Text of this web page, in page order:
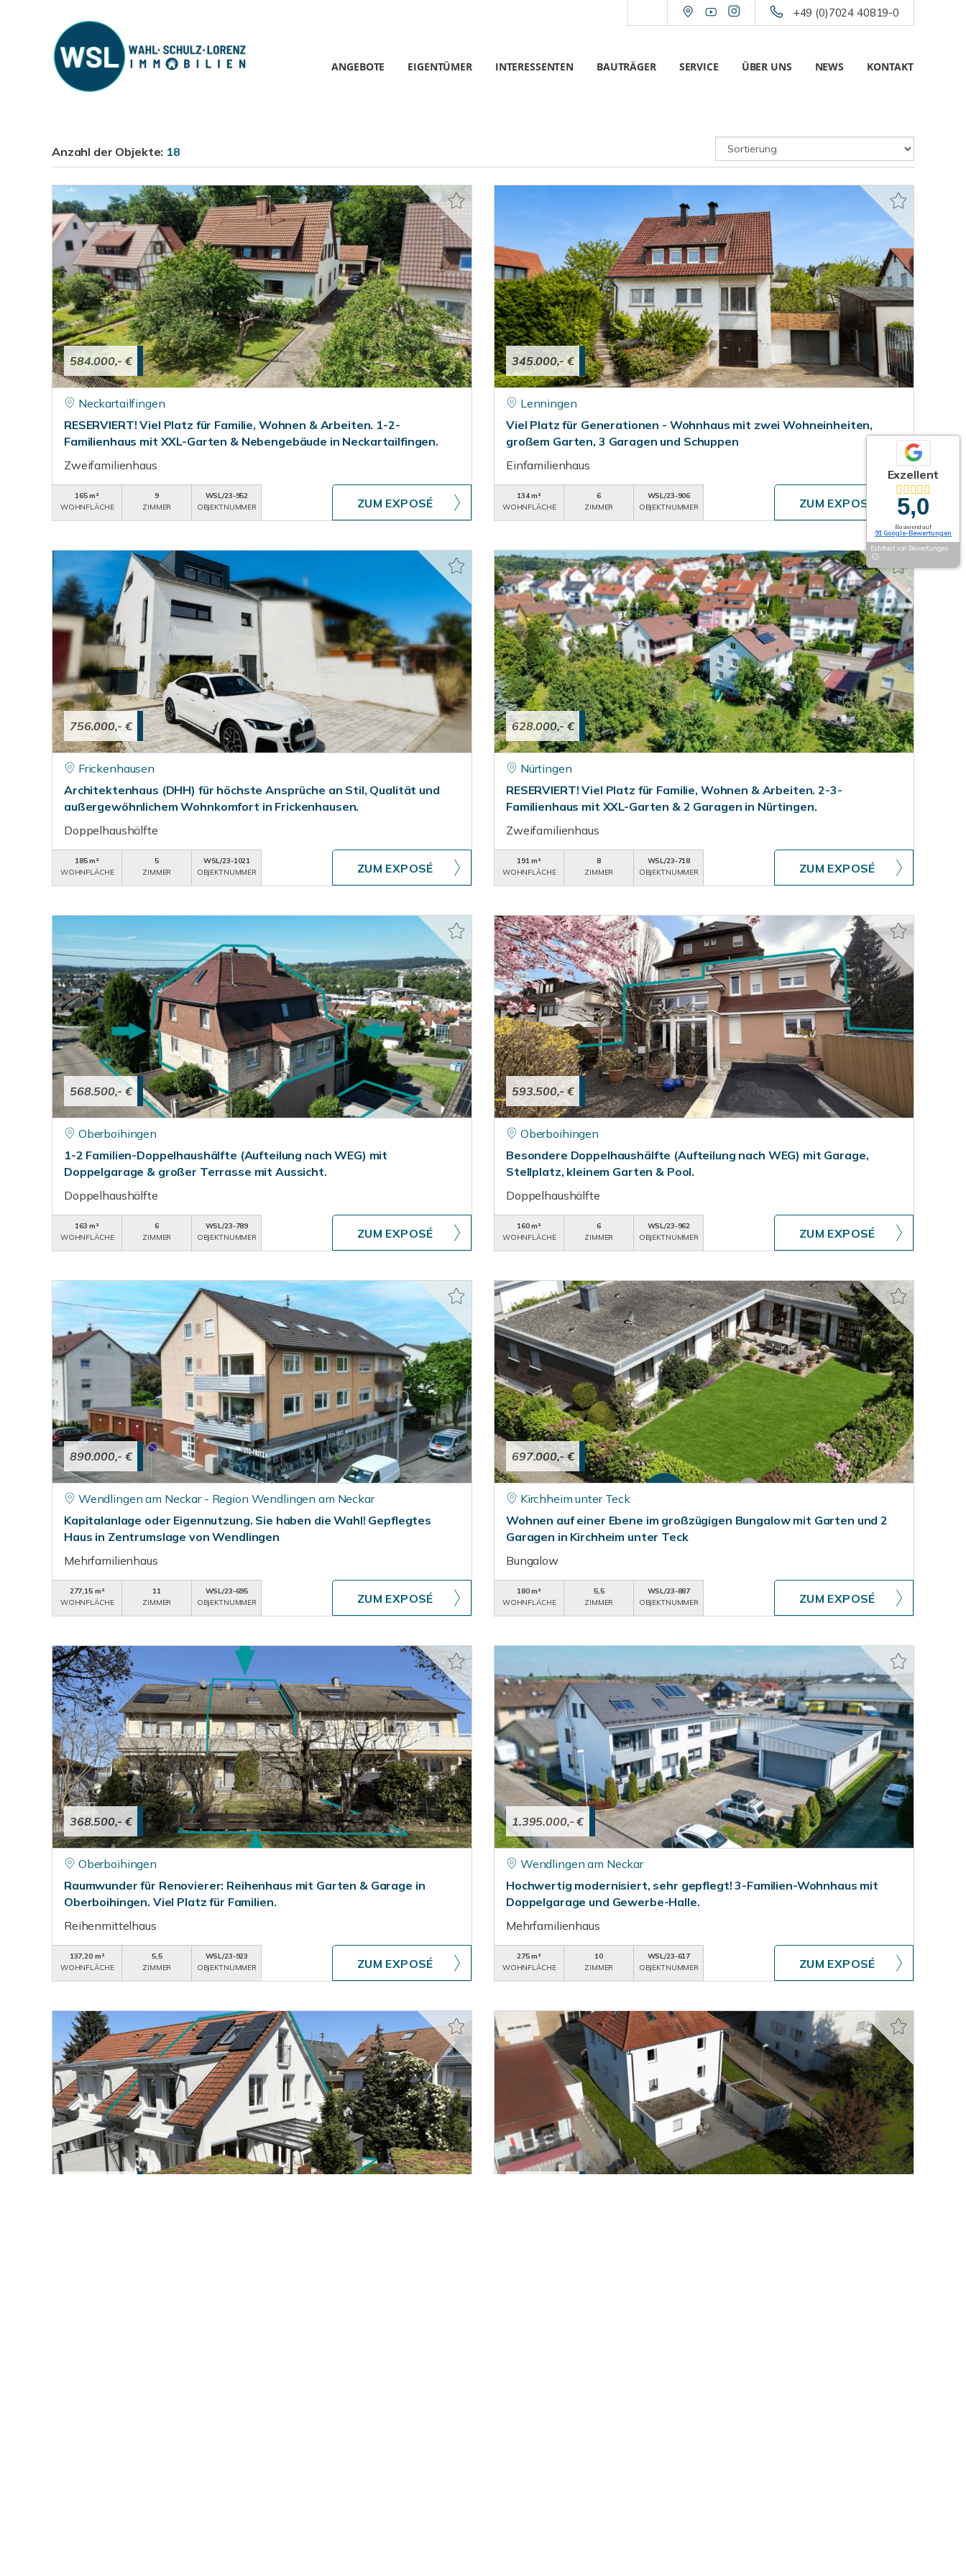
+49 (0)7024 40819-0
ANGEBOTE EIGENTÜMER INTERESSENTEN BAUTRÄGER SERVICE ÜBER UNS NEWS KONTAKT
Anzahl der Objekte: 18
584.000,- €
Neckartailfingen
RESERVIERT! Viel Platz für Familie, Wohnen & Arbeiten. 1-2-
Familienhaus mit XXL-Garten & Nebengebäude in Neckartailfingen.
Zweifamilienhaus
165 m²
WOHNFLÄCHE
9
ZIMMER
WSL/23-952
OBJEKTNUMMER
ZUM EXPOSÉ
345.000,- €
Lenningen
Viel Platz für Generationen - Wohnhaus mit zwei Wohneinheiten,
großem Garten, 3 Garagen und Schuppen
Einfamilienhaus
134 m²
WOHNFLÄCHE
6
ZIMMER
WSL/23-906
OBJEKTNUMMER
ZUM EXPOSÉ
756.000,- €
Frickenhausen
Architektenhaus (DHH) für höchste Ansprüche an Stil, Qualität und
außergewöhnlichem Wohnkomfort in Frickenhausen.
Doppelhaushälfte
185 m²
WOHNFLÄCHE
5
ZIMMER
WSL/23-1021
OBJEKTNUMMER
ZUM EXPOSÉ
628.000,- €
Nürtingen
RESERVIERT! Viel Platz für Familie, Wohnen & Arbeiten. 2-3-
Familienhaus mit XXL-Garten & 2 Garagen in Nürtingen.
Zweifamilienhaus
191 m²
WOHNFLÄCHE
8
ZIMMER
WSL/23-718
OBJEKTNUMMER
ZUM EXPOSÉ
568.500,- €
Oberboihingen
1-2 Familien-Doppelhaushälfte (Aufteilung nach WEG) mit
Doppelgarage & großer Terrasse mit Aussicht.
Doppelhaushälfte
163 m²
WOHNFLÄCHE
6
ZIMMER
WSL/23-789
OBJEKTNUMMER
ZUM EXPOSÉ
593.500,- €
Oberboihingen
Besondere Doppelhaushälfte (Aufteilung nach WEG) mit Garage,
Stellplatz, kleinem Garten & Pool.
Doppelhaushälfte
160 m²
WOHNFLÄCHE
6
ZIMMER
WSL/23-962
OBJEKTNUMMER
ZUM EXPOSÉ
890.000,- €
Wendlingen am Neckar - Region Wendlingen am Neckar
Kapitalanlage oder Eigennutzung. Sie haben die Wahl! Gepflegtes
Haus in Zentrumslage von Wendlingen
Mehrfamilienhaus
277,15 m²
WOHNFLÄCHE
11
ZIMMER
WSL/23-695
OBJEKTNUMMER
ZUM EXPOSÉ
697.000,- €
Kirchheim unter Teck
Wohnen auf einer Ebene im großzügigen Bungalow mit Garten und 2
Garagen in Kirchheim unter Teck
Bungalow
180 m²
WOHNFLÄCHE
5,5
ZIMMER
WSL/23-887
OBJEKTNUMMER
ZUM EXPOSÉ
368.500,- €
Oberboihingen
Raumwunder für Renovierer: Reihenhaus mit Garten & Garage in
Oberboihingen. Viel Platz für Familien.
Reihenmittelhaus
137,20 m²
WOHNFLÄCHE
5,5
ZIMMER
WSL/23-923
OBJEKTNUMMER
ZUM EXPOSÉ
1.395.000,- €
Wendlingen am Neckar
Hochwertig modernisiert, sehr gepflegt! 3-Familien-Wohnhaus mit
Doppelgarage und Gewerbe-Halle.
Mehrfamilienhaus
275 m²
WOHNFLÄCHE
10
ZIMMER
WSL/23-617
OBJEKTNUMMER
ZUM EXPOSÉ
Exzellent
5,0
Basierend auf
91 Google-Bewertungen
Echtheit von Bewertungen